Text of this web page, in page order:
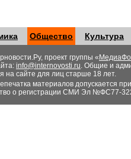
Общество Культура
проект группы «
info@internovosti.ru. Общие и
на сайте для лиц старше 18 лет.
материалов допускается
о регистрации СМИ Эл №ФС77-